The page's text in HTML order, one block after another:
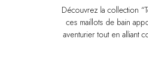
Découvrez la collection
ces maillots de bain
aventurier tout en alliant